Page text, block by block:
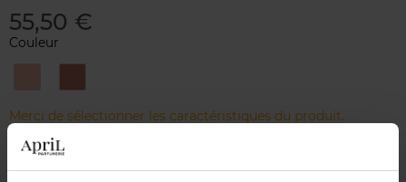
55,50 €
Couleur
Merci de sélectionner les caractéristiques du produit.
Ajouter